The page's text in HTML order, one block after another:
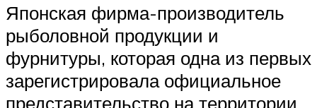
Японская фирма-производитель
рыболовной продукции и
фурнитуры, которая одна из первых
зарегистрировала официальное
представительство на территории